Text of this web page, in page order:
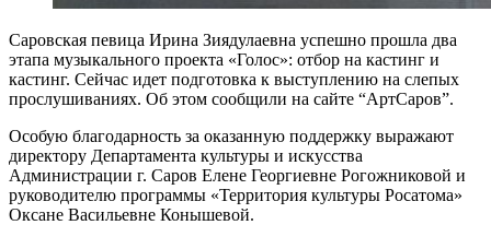
Саровская певица Ирина Зиядулаевна успешно прошла два
этапа музыкального проекта «Голос»: отбор на кастинг и
кастинг. Сейчас идет подготовка к выступлению на слепых
прослушиваниях. Об этом сообщили на сайте “АртСаров”.
Особую благодарность за оказанную поддержку выражают
директору Департамента культуры и искусства
Администрации г. Саров Елене Георгиевне Рогожниковой и
руководителю программы «Территория культуры Росатома»
Оксане Васильевне Конышевой.